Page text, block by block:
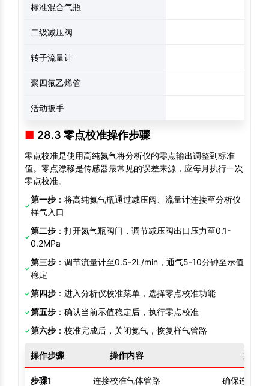
标准混合气瓶
二级减压阀
转子流量计
聚四氟乙烯管
活动扳手
28.3 零点校准操作步骤
零点校准是使用高纯氮气将分析仪的零点输出调整到标准
值。零点漂移是传感器最常见的误差来源，应每月执行一次
零点校准。
第一步 ：将高纯氮气瓶通过减压阀、流量计连接至分析仪
样气入口
第二步 ：打开氮气瓶阀门，调节减压阀出口压力至0.1-
0.2MPa
第三步 ：调节流量计至0.5-2L/min，通气5-10分钟至示值
稳定
第四步 ：进入分析仪校准菜单，选择零点校准功能
第五步 ：确认当前示值稳定后，执行零点校准
第六步 ：校准完成后，关闭氮气，恢复样气管路
操作步骤 操作内容 注意
步骤1 连接校准气体管路 确保连接紧